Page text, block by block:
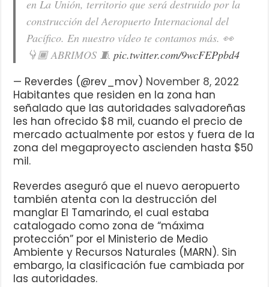
en La Unión, territorio que será destruido por la
construcción del Aeropuerto Internacional del
Pacífico. En nuestro vídeo te contamos más. 👀
👇🏾 ABRIMOS 🧵pic.twitter.com/9wcFEPpbd4
— Reverdes (@rev_mov) November 8, 2022
Habitantes que residen en la zona han
señalado que las autoridades salvadoreñas
les han ofrecido $8 mil, cuando el precio de
mercado actualmente por estos y fuera de la
zona del megaproyecto ascienden hasta $50
mil.
Reverdes aseguró que el nuevo aeropuerto
también atenta con la destrucción del
manglar El Tamarindo, el cual estaba
catalogado como zona de “máxima
protección” por el Ministerio de Medio
Ambiente y Recursos Naturales (MARN). Sin
embargo, la clasificación fue cambiada por
las autoridades.